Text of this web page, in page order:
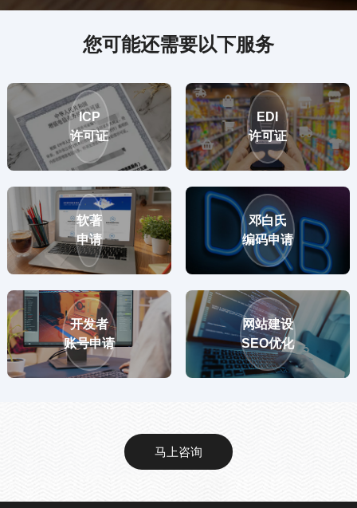
您可能还需要以下服务
ICP
许可证
EDI
许可证
软著
申请
邓白氏
编码申请
开发者
账号申请
网站建设
SEO优化
马上咨询